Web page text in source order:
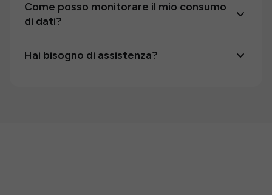
Come posso monitorare il mio consumo
di dati?
Hai bisogno di assistenza?